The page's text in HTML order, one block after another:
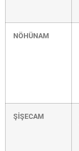
NÖHÜNAM
ŞİŞECAM